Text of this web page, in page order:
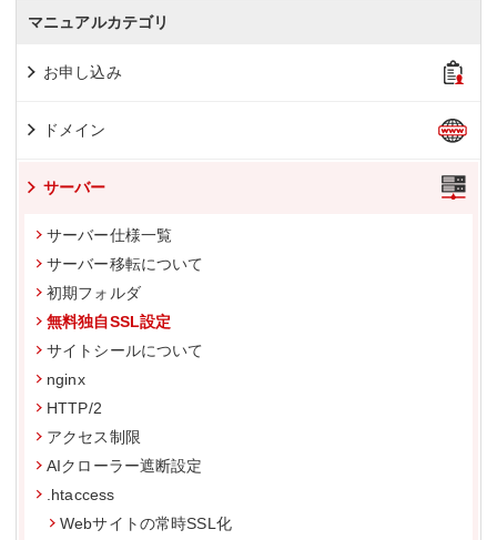
マニュアルカテゴリ
お申し込み
ドメイン
サーバー
サーバー仕様一覧
サーバー移転について
初期フォルダ
無料独自SSL設定
サイトシールについて
nginx
HTTP/2
アクセス制限
AIクローラー遮断設定
.htaccess
Webサイトの常時SSL化